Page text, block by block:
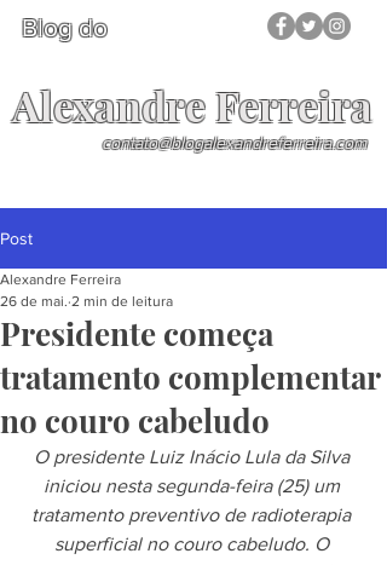
Blog do
Alexandre Ferreira
contato@blogalexandreferreira.com
Post
Presidente começa
tratamento complementar
no couro cabeludo
Alexandre Ferreira
26 de mai. 2 min de leitura
O presidente Luiz Inácio Lula da Silva
iniciou nesta segunda-feira (25) um
tratamento preventivo de radioterapia
superficial no couro cabeludo. O